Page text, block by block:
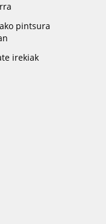
pintsura
irekiak